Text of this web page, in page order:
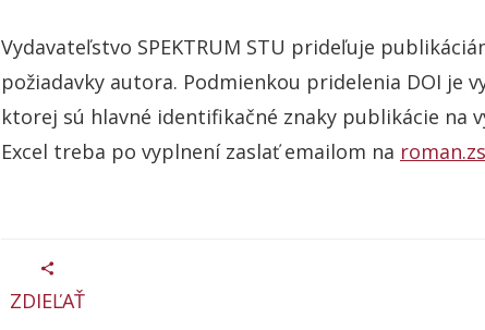
Vydavateľstvo SPEKTRUM STU prideľuje
požiadavky autora. Podmienkou pridelenia DOI je
ktorej sú hlavné identifikačné znaky publikácie na
Excel treba po vyplnení zaslať emailom na
ZDIEĽAŤ